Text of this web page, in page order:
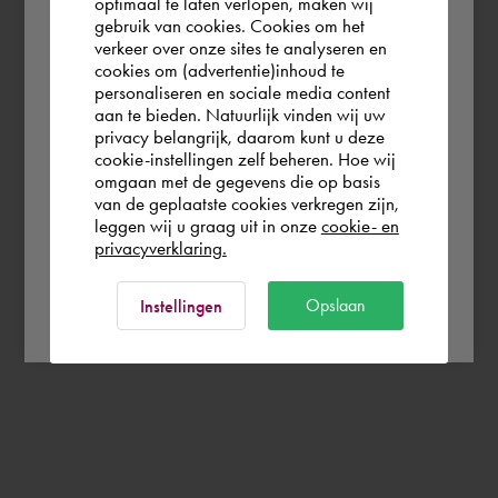
the world. Please confirm in which country
you wish to shop.
France
Rest of the world
gebruik van cookies. Cookies om het
verkeer over onze sites te analyseren en
cookies om (advertentie)inhoud te
personaliseren en sociale media content
aan te bieden. Natuurlijk vinden wij uw
privacy belangrijk, daarom kunt u deze
cookie-instellingen zelf beheren. Hoe wij
omgaan met de gegevens die op basis
van de geplaatste cookies verkregen zijn,
leggen wij u graag uit in onze cookie- en
privacyverklaring.
Instellingen Opslaan